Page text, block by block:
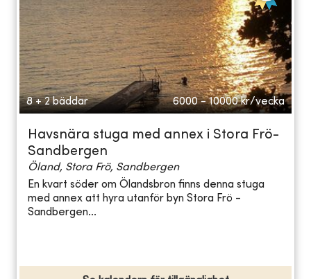
8 + 2 bäddar 6000 - 10000 kr/vecka
Havsnära stuga med annex i Stora Frö-
Sandbergen
Öland, Stora Frö, Sandbergen
En kvart söder om Ölandsbron finns denna stuga
med annex att hyra utanför byn Stora Frö -
Sandbergen...